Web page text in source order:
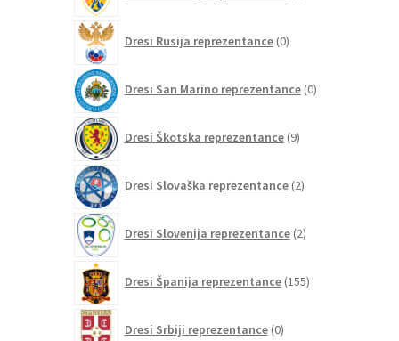
Dresi Rusija reprezentance 0izdelkov
Dresi San Marino reprezentance 0izdelkov
Dresi Škotska reprezentance 9izdelkov
Dresi Slovaška reprezentance 2izdelka
Dresi Slovenija reprezentance 2izdelka
Dresi Španija reprezentance 155izdelkov
Dresi Srbiji reprezentance 0izdelkov